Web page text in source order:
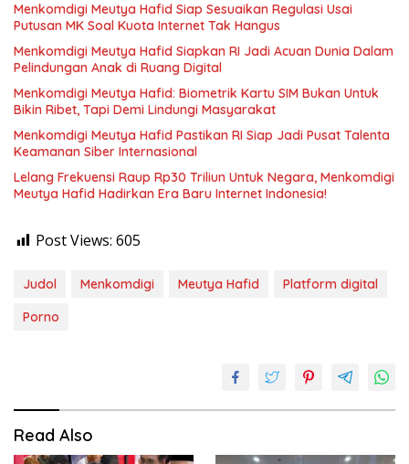
Menkomdigi Meutya Hafid Siap Sesuaikan Regulasi Usai
Putusan MK Soal Kuota Internet Tak Hangus
Menkomdigi Meutya Hafid Siapkan RI Jadi Acuan Dunia Dalam
Pelindungan Anak di Ruang Digital
Menkomdigi Meutya Hafid: Biometrik Kartu SIM Bukan Untuk
Bikin Ribet, Tapi Demi Lindungi Masyarakat
Menkomdigi Meutya Hafid Pastikan RI Siap Jadi Pusat Talenta
Keamanan Siber Internasional
Lelang Frekuensi Raup Rp30 Triliun Untuk Negara, Menkomdigi
Meutya Hafid Hadirkan Era Baru Internet Indonesia!
Post Views: 605
Judol Menkomdigi Meutya Hafid
Platform digital
Porno
Read Also